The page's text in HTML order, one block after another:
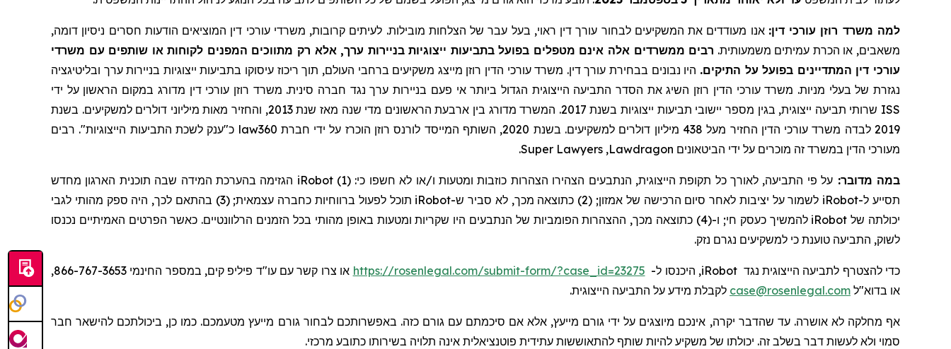
למה משרד רוזן עורכי דין: אנו מעודדים את המשקיעים לבחור עורך דין ראוי, בעל עבר של הצלחות מובילות. לעיתים קרובות, משרדי עורכי דין המוציאים הודעות חסרים ניסיון דומה,
משאבים, או הכרת עמיתים משמעותית. רבים ממשרדים אלה אינם מטפלים בפועל בתביעות ייצוגיות בניירות ערך, אלא רק מתווכים המפנים לקוחות או שותפים עם משרדי
עורכי דין המתדיינים בפועל על התיקים. היו נבונים בבחירת עורך דין. משרד עורכי הדין רוזן מייצג משקיעים ברחבי העולם, תוך ריכוז עיסוקו בתביעות ייצוגיות בניירות ערך ובליטיגציה
נגזרת של בעלי מניות. משרד עורכי הדין רוזן השיג את הסדר התביעה הייצוגית הגדול ביותר אי פעם בניירות ערך נגד חברה סינית. משרד רוזן עורכי דין מדורג במקום הראשון על ידי
ISS
שרותי תביעה ייצוגית, בגין מספר יישובי תביעות ייצוגיות בשנת 2017. המשרד מדורג בין ארבעת הראשונים מדי שנה מאז שנת 2013, והחזיר מאות מיליוני דולרים למשקיעים. בשנת
2019 לבדה משרד עורכי הדין החזיר
מעל438 מיליון דולרים למשקיעים. בשנת 2020, השותף המייסד לורנס רוזן הוכרז על ידי חברת law360 כ"ענק לשכת התביעות הייצוגיות". רבים
מעורכי הדין במשרד זה מוכרים על ידי הביטאונים Lawdragon
,
Super Lawyers
.
במה מדובר: על פי התביעה, לאורך כל תקופת הייצוגית, הנתבעים הצהירו הצהרות כוזבות ומטעות ו/או לא חשפו כי: (1) iRobot הגזימה בהערכת המידה שבה תוכנית הארגון מחדש
תסייע ל-iRobot לשמור על יציבות לאחר סיום הרכישה של אמזון; (2) כתוצאה מכך, לא סביר ש- iRobot
תוכל לפעול ברווחיות כחברה עצמאית; (3) בהתאם לכך, היה ספק מהותי לגבי
יכולתה של iRobot
להמשיך כעסק חי; ו-(4) כתוצאה מכך, ההצהרות הפומביות של הנתבעים היו שקריות ומטעות באופן מהותי בכל הזמנים הרלוונטיים. כאשר הפרטים האמיתיים נכנסו
לשוק, התביעה טוענת כי למשקיעים נגרם נזק.
כדי להצטרף לתביעה הייצוגית נגדiRobot, היכנסו ל- https://rosenlegal.com/submit-form/?case_id=23275
או צרו קשר עם עו"ד פיליפ קים, במספר החינמי 866-767-3653,
או בדוא"ל case@rosenlegal.com לקבלת מידע על התביעה הייצוגית.
אף מחלקה לא אושרה. עד שהדבר יקרה, אינכם מיוצגים על ידי גורם מייעץ, אלא אם סיכמתם עם גורם כזה. באפשרותכם לבחור גורם מייעץ מטעמכם. כמו כן, ביכולתכם להישאר חבר
סמוי ולא לעשות דבר בשלב זה. יכולתו של משקיע להיות שותף להתאוששות עתידית פוטנציאלית אינה תלויה בשירותו כתובע מרכזי.